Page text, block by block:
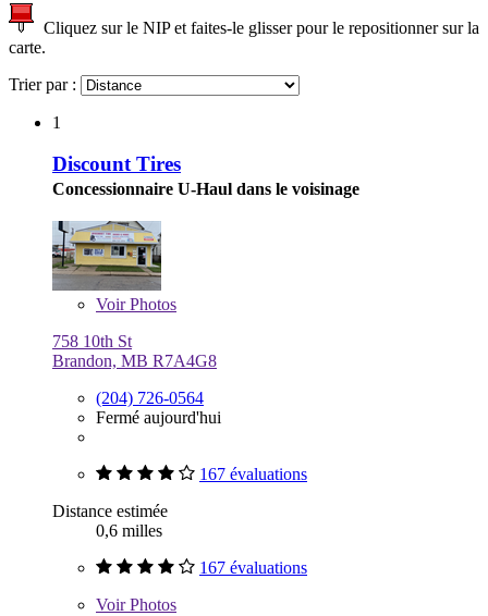
Cliquez sur le NIP et faites-le glisser pour le repositionner sur la
carte.
Trier par :
1
Discount Tires
Concessionnaire U-Haul dans le voisinage
VoirPhotos
758 10th St
Brandon, MB R7A4G8
(204) 726-0564
Fermé aujourd'hui
167 évaluations
Distance estimée
0,6 milles
167 évaluations
VoirPhotos